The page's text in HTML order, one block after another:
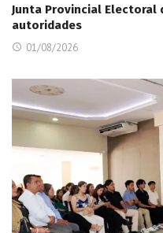
Junta Provincial Electoral
autoridades
01/08/2026